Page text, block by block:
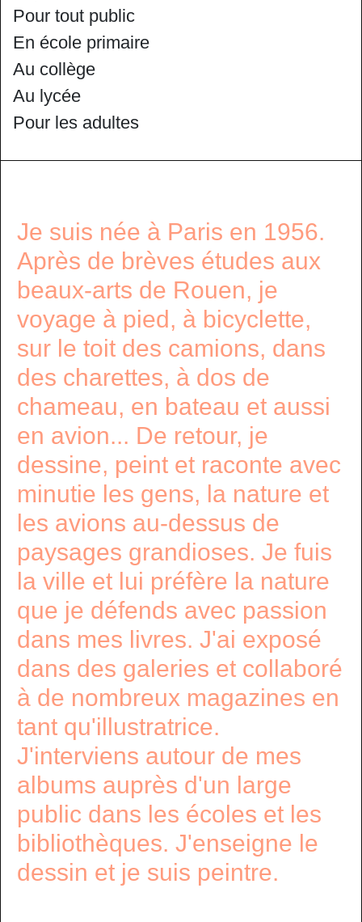
Pour tout public
En école primaire
Au collège
Au lycée
Pour les adultes
Je suis née à Paris en 1956.
Après de brèves études aux
beaux-arts de Rouen, je
voyage à pied, à bicyclette,
sur le toit des camions, dans
des charettes, à dos de
chameau, en bateau et aussi
en avion... De retour, je
dessine, peint et raconte avec
minutie les gens, la nature et
les avions au-dessus de
paysages grandioses. Je fuis
la ville et lui préfère la nature
que je défends avec passion
dans mes livres. J'ai exposé
dans des galeries et collaboré
à de nombreux magazines en
tant qu'illustratrice.
J'interviens autour de mes
albums auprès d'un large
public dans les écoles et les
bibliothèques. J'enseigne le
dessin et je suis peintre.